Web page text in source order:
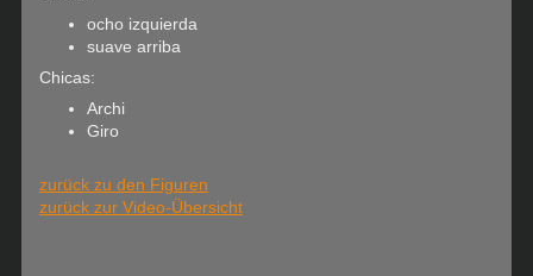
ocho izquierda
suave arriba
Chicas:
Archi
Giro
zurück zu den Figuren
zurück zur Video-Übersicht